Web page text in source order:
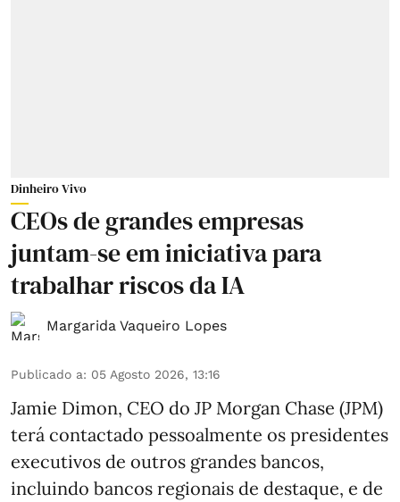
Dinheiro Vivo
CEOs de grandes empresas
juntam-se em iniciativa para
trabalhar riscos da IA
Margarida Vaqueiro Lopes
Publicado a: 05 Agosto 2026, 13:16
Jamie Dimon, CEO do JP Morgan Chase (JPM)
terá contactado pessoalmente os presidentes
executivos de outros grandes bancos,
incluindo bancos regionais de destaque, e de